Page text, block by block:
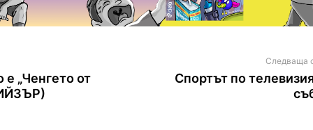
„Ченгето от
Следваща
Спортът по